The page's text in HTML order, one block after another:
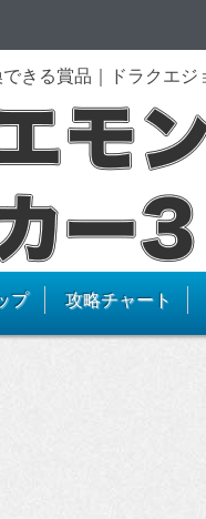
きる賞品｜ドラクエジ
プ 攻略チャート